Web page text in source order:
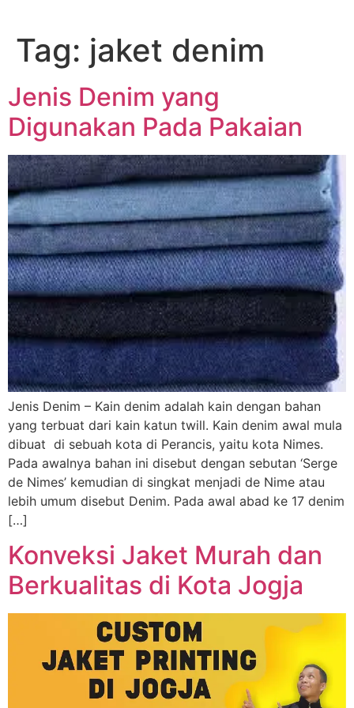
konten
Tag: jaket denim
Jenis Denim yang
Digunakan Pada Pakaian
Jenis Denim – Kain denim adalah kain dengan bahan
yang terbuat dari kain katun twill. Kain denim awal mula
dibuat di sebuah kota di Perancis, yaitu kota Nimes.
Pada awalnya bahan ini disebut dengan sebutan ‘Serge
de Nimes’ kemudian di singkat menjadi de Nime atau
lebih umum disebut Denim. Pada awal abad ke 17 denim
[…]
Konveksi Jaket Murah dan
Berkualitas di Kota Jogja